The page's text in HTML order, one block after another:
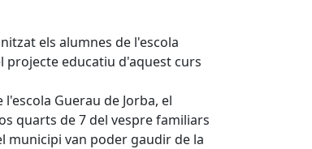
els alumnes de l'escola
projecte educatiu d'aquest curs
Guerau de Jorba, el
quarts de 7 del vespre familiars
municipi van poder gaudir de la